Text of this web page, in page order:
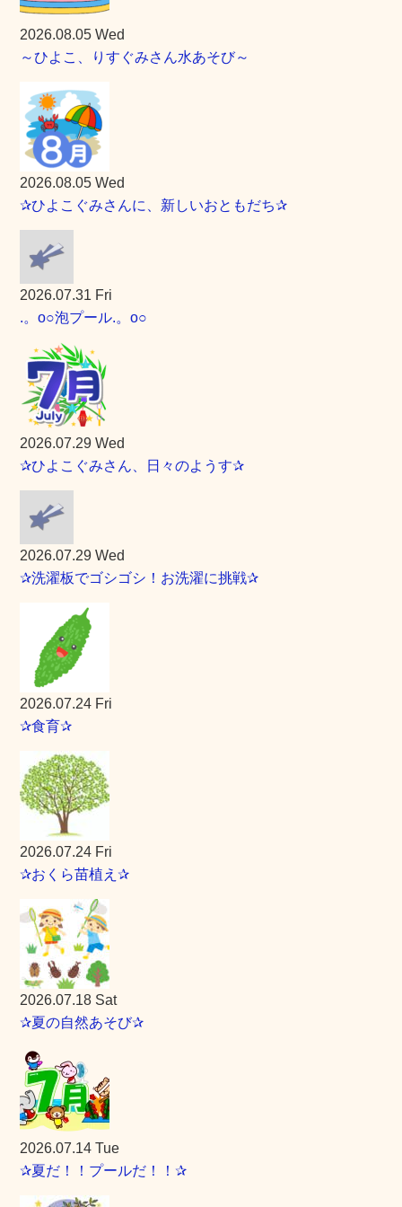
2026.08.05 Wed
～ひよこ、りすぐみさん水あそび～
2026.08.05 Wed
✰ひよこぐみさんに、新しいおともだち✰
2026.07.31 Fri
.。o○泡プール.。o○
2026.07.29 Wed
✰ひよこぐみさん、日々のようす✰
2026.07.29 Wed
✰洗濯板でゴシゴシ！お洗濯に挑戦✰
2026.07.24 Fri
✰食育✰
2026.07.24 Fri
✰おくら苗植え✰
2026.07.18 Sat
✰夏の自然あそび✰
2026.07.14 Tue
✰夏だ！！プールだ！！✰